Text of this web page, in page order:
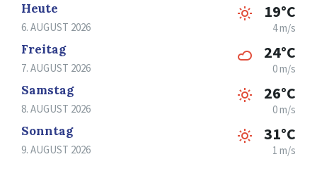
Heute
6. AUGUST 2026
19°C
4 m/s
Freitag
7. AUGUST 2026
24°C
0 m/s
Samstag
8. AUGUST 2026
26°C
0 m/s
Sonntag
9. AUGUST 2026
31°C
1 m/s